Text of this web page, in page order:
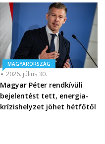
MAGYARORSZÁG
2026. július 30.
Magyar Péter rendkívüli
bejelentést tett, energia-
krízishelyzet jöhet hétfőtől